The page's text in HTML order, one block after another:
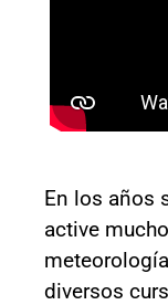
En los años
active
diversos